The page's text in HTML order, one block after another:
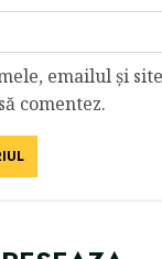
emailul și
comentez.